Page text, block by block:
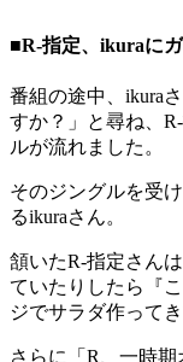
■R-指定、ikuraに
番組の途中、ikura
すか？」と尋ね、
ルが流れました。
そのジングルを受
るikuraさん。
頷いたR-指定さん
ていたりしたら『
ジでサラダ作って
さらに「R、一時